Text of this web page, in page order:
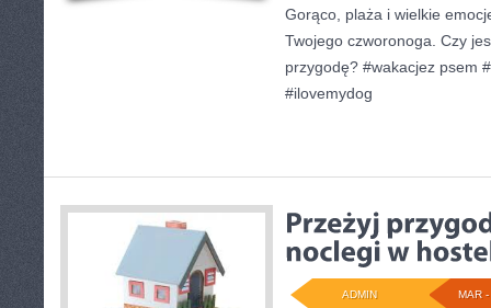
Gorąco, plaża i wielkie
Twojego czworonoga. Czy
przygodę? #wakacjez psem
#ilovemydog
MAR
ADMIN